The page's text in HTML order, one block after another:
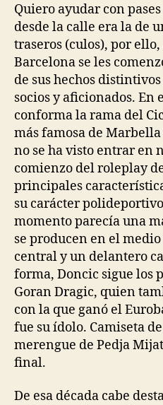
Quiero ayudar con
desde la calle era la de
traseros (culos), por
Barcelona se les
de sus hechos
socios y aficionados.
conforma la rama del
más famosa de
no se ha visto entrar en
comienzo del roleplay
principales
su carácter
momento parecía una
se producen en el
central y un delantero
forma, Doncic sigue los
Goran Dragic, quien
con la que ganó el
fue su ídolo. Camiseta
merengue de Pedja
final.
De esa década cabe